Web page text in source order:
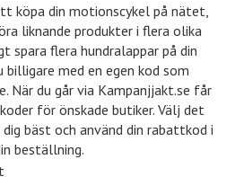
köpa din motionscykel på nätet,
liknande produkter i flera olika
spara flera hundralappar på din
billigare med en egen kod som
När du går via Kampanjjakt.se får
för önskade butiker. Välj det
bäst och använd din rabattkod i
beställning.